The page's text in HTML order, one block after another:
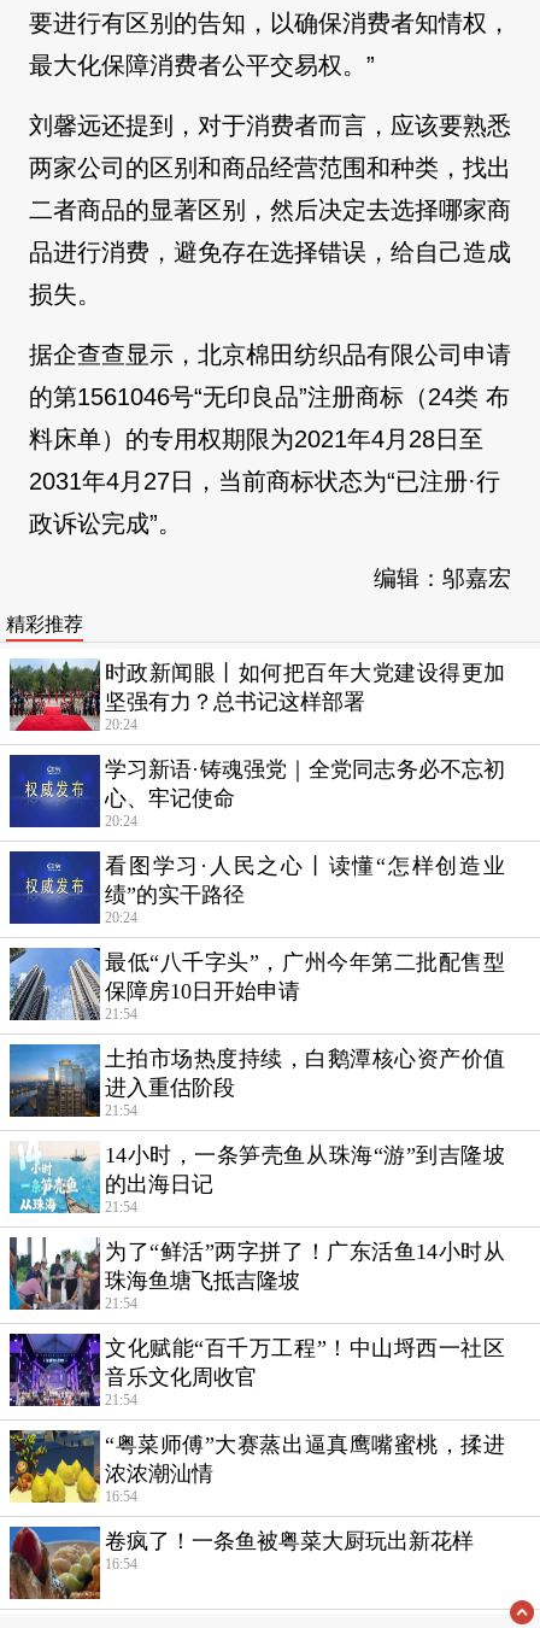
要进行有区别的告知，以确保消费者知情权，
最大化保障消费者公平交易权。”
刘馨远还提到，对于消费者而言，应该要熟悉
两家公司的区别和商品经营范围和种类，找出
二者商品的显著区别，然后决定去选择哪家商
品进行消费，避免存在选择错误，给自己造成
损失。
据企查查显示，北京棉田纺织品有限公司申请
的第1561046号“无印良品”注册商标（24类 布
料床单）的专用权期限为2021年4月28日至
2031年4月27日，当前商标状态为“已注册·行
政诉讼完成”。
编辑：邬嘉宏
精彩推荐